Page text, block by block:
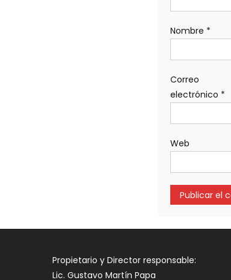
Nombre *
Correo
electrónico *
Web
Propietario y Director responsable:
Lic. Gustavo Martín Papa